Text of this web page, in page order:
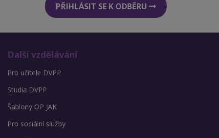
PŘIHLÁSIT SE K ODBĚRU
Další vzdělávání
Pro učitele DVPP
Studia DVPP
Šablony OP JAK
Pro sociální služby